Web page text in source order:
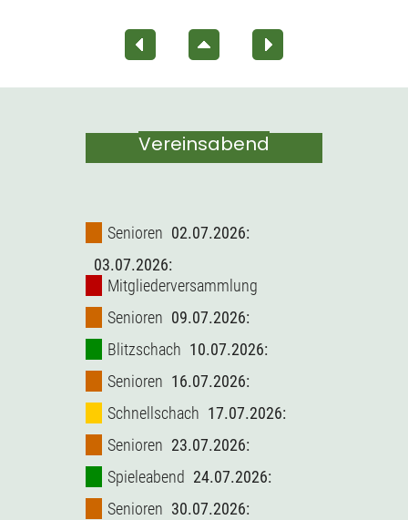
Vereinsabend
02.07.2026:
Senioren
03.07.2026:
Mitgliederversammlung
09.07.2026:
Senioren
10.07.2026:
Blitzschach
16.07.2026:
Senioren
17.07.2026:
Schnellschach
23.07.2026:
Senioren
24.07.2026:
Spieleabend
30.07.2026:
Senioren